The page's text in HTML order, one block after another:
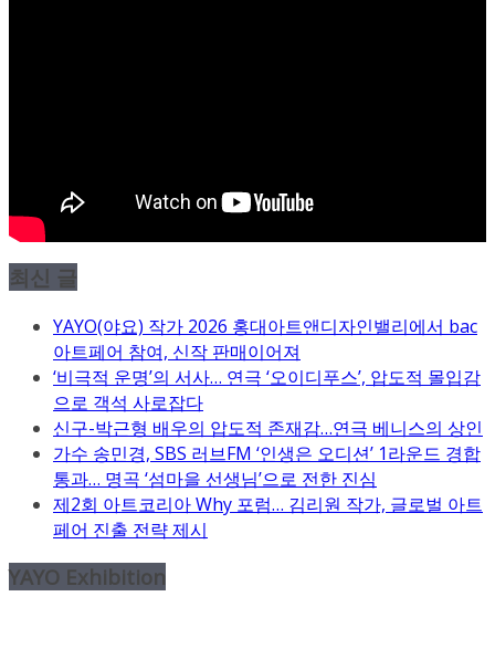
최신 글
YAYO(야요) 작가 2026 홍대아트앤디자인밸리에서 bac
아트페어 참여, 신작 판매이어져
‘비극적 운명’의 서사… 연극 ‘오이디푸스’, 압도적 몰입감
으로 객석 사로잡다
신구-박근형 배우의 압도적 존재감…연극 베니스의 상인
가수 송민경, SBS 러브FM ‘인생은 오디션’ 1라운드 경합
통과… 명곡 ‘섬마을 선생님’으로 전한 진심
제2회 아트코리아 Why 포럼… 김리원 작가, 글로벌 아트
페어 진출 전략 제시
YAYO Exhibition